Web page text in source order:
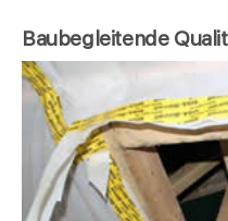
Baubegleitende